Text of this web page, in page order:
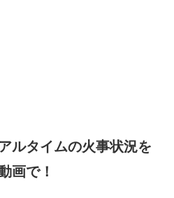
ルタイムの火事状況を
画で！